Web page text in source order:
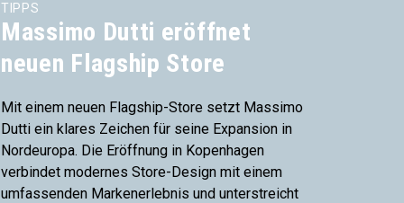
TIPPS
Massimo Dutti eröffnet
neuen Flagship Store
Mit einem neuen Flagship-Store setzt Massimo
Dutti ein klares Zeichen für seine Expansion in
Nordeuropa. Die Eröffnung in Kopenhagen
verbindet modernes Store-Design mit einem
umfassenden Markenerlebnis und unterstreicht